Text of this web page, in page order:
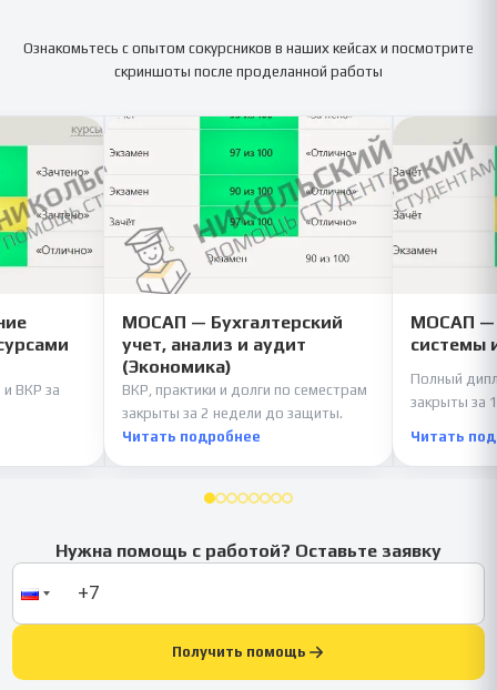
Ознакомьтесь с опытом сокурсников в наших кейсах и посмотрите
скриншоты после проделанной работы
и ВКР за
МОСАП — Бухгалтерский
учет, анализ и аудит
(Экономика)
ВКР, практики и долги по семестрам
закрыты за 2 недели до защиты.
Читать подробнее
МОСАП —
системы
Полный
закрыты за
Читать
Нужна помощь с работой? Оставьте заявку
Получить помощь